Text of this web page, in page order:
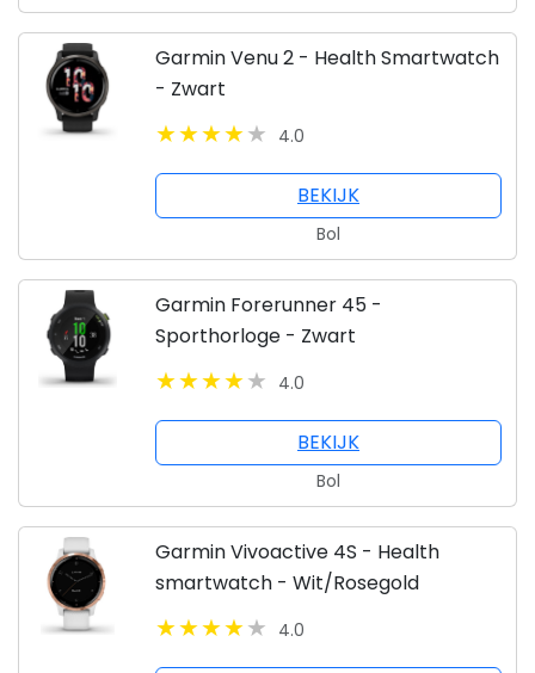
Garmin Venu 2 - Health Smartwatch
- Zwart
4.0
BEKIJK
Bol
Garmin Forerunner 45 -
Sporthorloge - Zwart
4.0
BEKIJK
Bol
Garmin Vivoactive 4S - Health
smartwatch - Wit/Rosegold
4.0